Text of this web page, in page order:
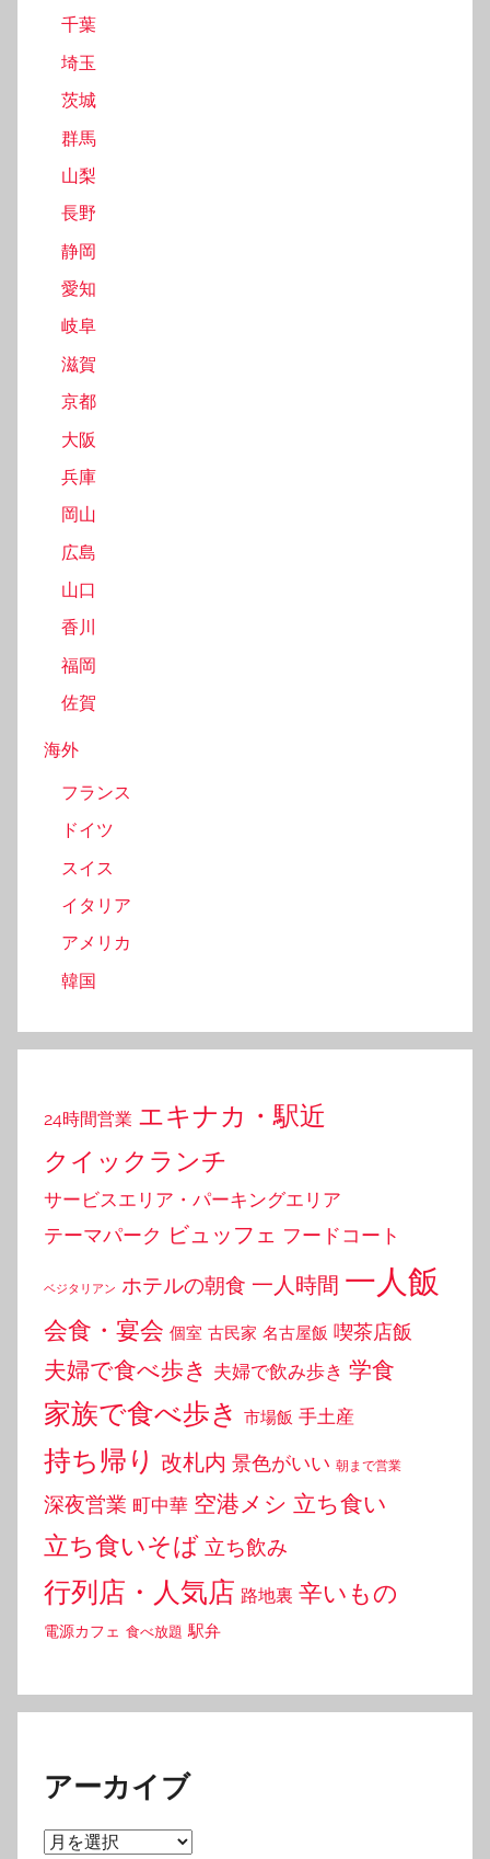
千葉
埼玉
茨城
群馬
山梨
長野
静岡
愛知
岐阜
滋賀
京都
大阪
兵庫
岡山
広島
山口
香川
福岡
佐賀
海外
フランス
ドイツ
スイス
イタリア
アメリカ
韓国
24時間営業 エキナカ・駅近
クイックランチ
サービスエリア・パーキングエリア
テーマパーク ビュッフェ フードコート
ベジタリアン ホテルの朝食 一人時間 一人飯
会食・宴会 個室 古民家 名古屋飯 喫茶店飯
夫婦で食べ歩き 夫婦で飲み歩き 学食
家族で食べ歩き 市場飯 手土産
持ち帰り 改札内 景色がいい 朝まで営業
深夜営業 町中華 空港メシ 立ち食い
立ち食いそば 立ち飲み
行列店・人気店 路地裏 辛いもの
電源カフェ 食べ放題 駅弁
アーカイブ
ア